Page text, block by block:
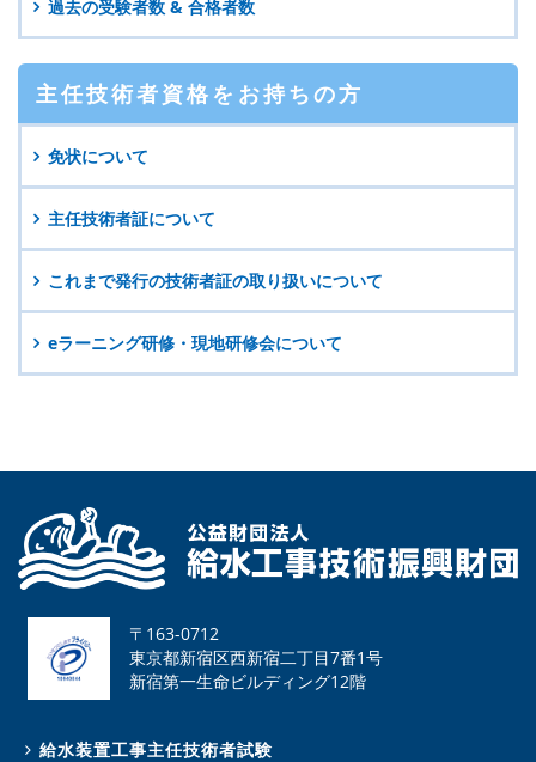
過去の受験者数 & 合格者数
主任技術者資格をお持ちの方
免状について
主任技術者証について
これまで発行の技術者証の取り扱いについて
eラーニング研修・現地研修会について
〒163-0712
東京都新宿区西新宿二丁目7番1号
新宿第一生命ビルディング12階
給水装置工事主任技術者試験